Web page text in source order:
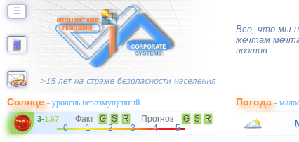
☰
Все, что мы
мечтам
поэтов.
Солнце- уровень невозмущенный
3-1.67 Факт G S R Прогноз G S
R
0
1 2 3 4 5
Погода-